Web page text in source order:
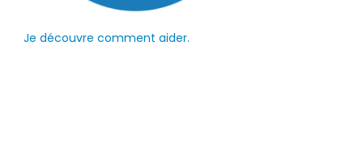
Je découvre comment aider.